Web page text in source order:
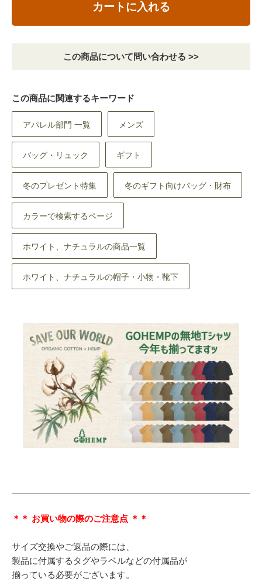
カートに入れる
この商品について問い合わせる >>
この商品に関連するキーワード
アパレル部門 一覧 メンズ
バッグ・リュック ギフト
冬のプレゼント特集 冬のギフト向けバッグ・財布
カラーで検索するページ
ホワイト、ナチュラルの商品一覧
ホワイト、ナチュラルの帽子・小物・靴下
＊＊ お買い物の際のご注意点 ＊＊
サイズ交換やご返品の際には、
製品に付属するタグやラベルなどの付属品が
揃っている必要がございます。